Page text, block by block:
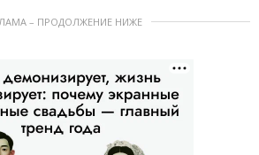
– ПРОДОЛЖЕНИЕ НИЖЕ